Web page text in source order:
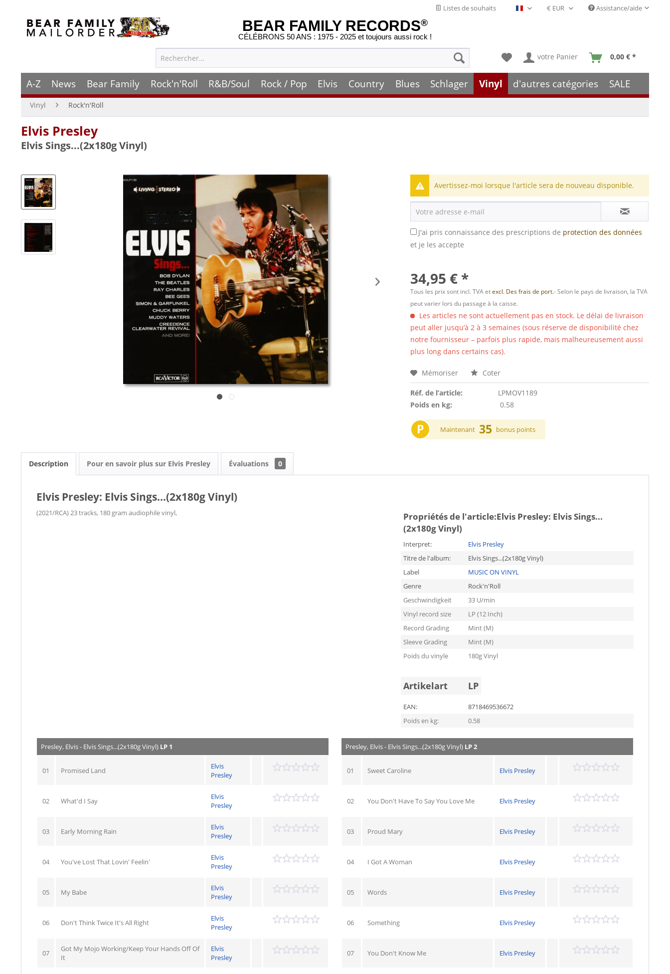
Listes de souhaits Français- FR Assistance/aide
BEAR FAMILY RECORDS®
CÉLÉBRONS 50 ANS : 1975 - 2025 et toujours aussi rock !
votre Panier 0,00 € *
A-Z News Bear Family Rock'n'Roll R&B/Soul Rock / Pop Elvis Country Blues Schlager Vinyl d'autres catégories SALE
Vinyl Rock'n'Roll
Elvis Presley
Elvis Sings...(2x180g Vinyl)
Avertissez-moi lorsque l'article sera de nouveau disponible.
J'ai pris connaissance des prescriptions de protection des données
et je les accepte
34,95 € *
Tous les prix sont incl. TVA etexcl. Des frais de port.- Selon le pays de livraison, la TVA
peut varier lors du passage à la caisse.
Les articles ne sont actuellement pas en stock. Le délai de livraison
peut aller jusqu’à 2 à 3 semaines (sous réserve de disponibilité chez
notre fournisseur – parfois plus rapide, mais malheureusement aussi
plus long dans certains cas).
Mémoriser Coter
Réf. de l’article:
LPMOV1189
Poids en kg:
0.58
P Maintenant 35 bonus points
Description Pour en savoir plus sur Elvis Presley Évaluations 0
Elvis Presley: Elvis Sings...(2x180g Vinyl)
(2021/RCA) 23 tracks, 180 gram audiophile vinyl, Propriétés de l'article:Elvis Presley: Elvis Sings...
(2x180g Vinyl)
Interpret:
Elvis Presley
Titre de l'album:
Elvis Sings...(2x180g Vinyl)
Label
MUSIC ON VINYL
Genre
Rock'n'Roll
Geschwindigkeit
33 U/min
Vinyl record size
LP (12 Inch)
Record Grading
Mint (M)
Sleeve Grading
Mint (M)
Poids du vinyle
180g Vinyl
Artikelart LP
EAN:
8718469536672
Poids en kg:
0.58
Presley, Elvis - Elvis Sings...(2x180g Vinyl) LP 1
01 Promised Land
Elvis
Presley
02 What'd I Say
Elvis
Presley
03 Early Morning Rain
Elvis
Presley
04 You've Lost That Lovin' Feelin'
Elvis
Presley
05 My Babe
Elvis
Presley
06 Don't Think Twice It's All Right
Elvis
Presley
07
Got My Mojo Working/Keep Your Hands Off Of
It
Elvis
Presley
Presley, Elvis - Elvis Sings...(2x180g Vinyl)LP 2
01 Sweet Caroline Elvis Presley
02 You Don't Have To Say You Love Me Elvis Presley
03 Proud Mary Elvis Presley
04 I Got A Woman Elvis Presley
05 Words Elvis Presley
06 Something Elvis Presley
07 You Don't Know Me Elvis Presley